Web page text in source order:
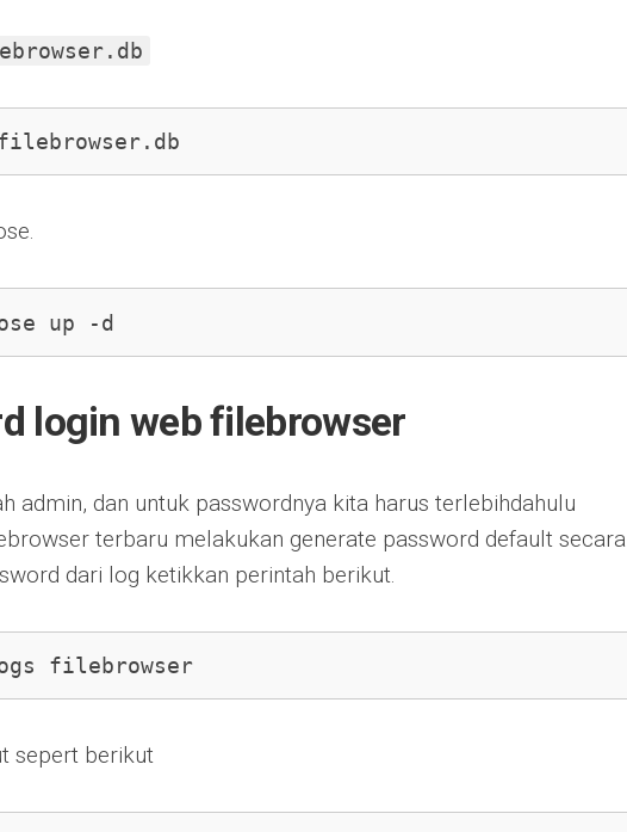
up -d
login web filebrowser
admin, dan untuk passwordnya kita harus terlebihdahulu
terbaru melakukan generate password default secara
dari log ketikkan perintah berikut.
filebrowser
sepert berikut